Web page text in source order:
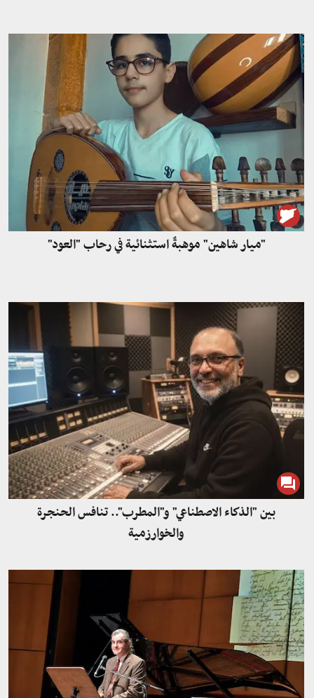
"ميار شاهين" موهبةٌ استثنائية في رحاب "العود"
بين "الذكاء الاصطناعي" و"المطرب".. تنافس الحنجرة
والخوارزمية